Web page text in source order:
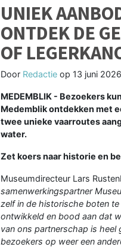
UNIEK
ONTDEK DE
OF
Door Redactie op 13 juni
MEDEMBLIK - Bezoekers
Medemblik ontdekken met
twee unieke vaarroutes
water.
Zet koers naar historie en
Museumdirecteur Lars
samenwerkingspartner
zelf in de historische boten
ontwikkeld en bood aan dat
van ons partnerschap is heel
bezoekers op weer een